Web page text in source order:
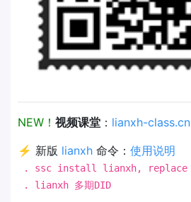
NEW！ 视频课堂 ： lianxh-class.cn
⚡ 新版 lianxh 命令： 使用说明
. ssc install lianxh, replace
. lianxh 多期DID